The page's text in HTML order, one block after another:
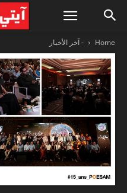
Home - آخر الأخبار